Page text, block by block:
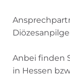
Anbei finden
in Hessen